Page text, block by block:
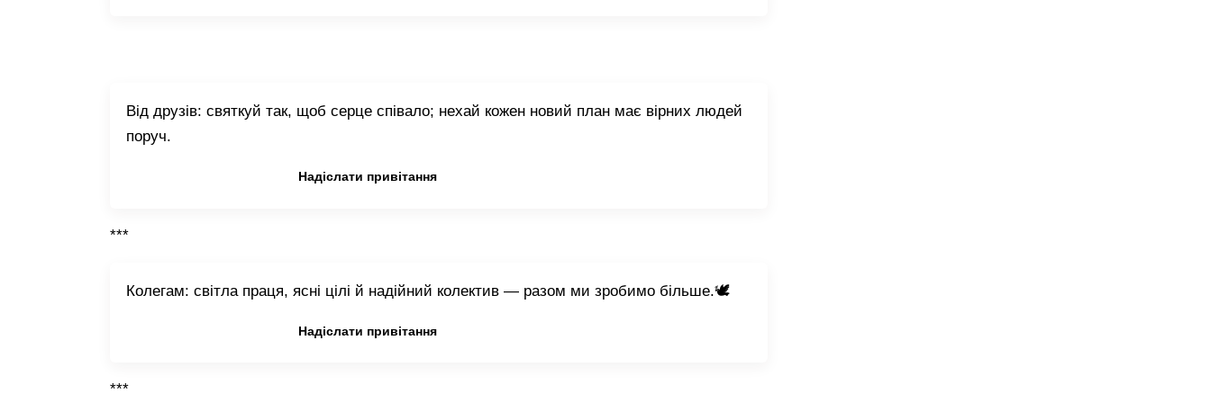
Від друзів: святкуй так, щоб серце співало; нехай кожен новий план має вірних людей
поруч.
Надіслати привітання
***
Колегам: світла праця, ясні цілі й надійний колектив — разом ми зробимо більше.🕊️
Надіслати привітання
***